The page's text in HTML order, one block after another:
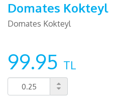
Domates Kokteyl
Domates Kokteyl
99.95 TL